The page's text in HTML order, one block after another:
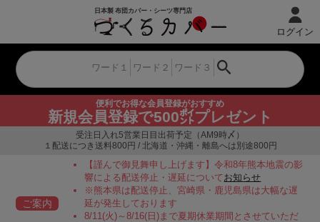
便利でお得な会員登録がおすすめ
新規会員登録で500㌽プレゼント
ログイン
受注日入れ5営業日目出荷予定（AM9時〆）
１配送につき送料800円 / 北海道・沖縄・離島へは別途800円
ご案内
【謹んで御見舞申し上げます】令和8年熊本地震の影
響による配送停止・遅延についてお知らせ
※熊本県は配送停止、宮崎県・鹿児島県は大幅な遅
延が発生しております
8/11(火)～8/16(日)まで夏期休業期間とさせていただ